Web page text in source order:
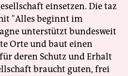
einsetzen. Die taz
"Alles beginnt im
unterstützt bundesweit
Orte und baut einen
deren Schutz und Erhalt
braucht guten, frei